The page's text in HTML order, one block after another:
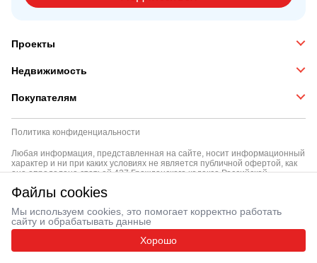
Проекты
Недвижимость
Покупателям
Политика конфиденциальности
Любая информация, представленная на сайте, носит информационный
характер и ни при каких условиях не является публичной офертой, как
она определена статьей 427 Гражданского кодекса Российской
© ООО «Тройка РЭД» 2012 — 2026 background
Файлы cookies
Мы используем cookies, это помогает корректно работать
сайту и обрабатывать данные
Хорошо